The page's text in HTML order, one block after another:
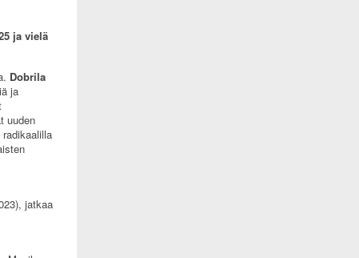
ja vielä
Dobrila
ja
uuden
jatkaa